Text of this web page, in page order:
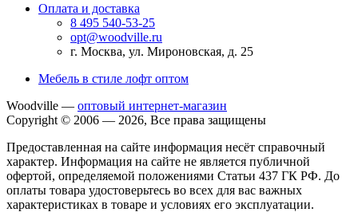
Оплата и доставка
8 495 540-53-25
opt@woodville.ru
г. Москва, ул. Мироновская, д. 25
Мебель в стиле лофт оптом
Woodville — оптовый интернет-магазин
Copyright © 2006 — 2026, Все права защищены
Предоставленная на сайте информация несёт справочный
характер. Информация на сайте не является публичной
офертой, определяемой положениями Статьи 437 ГК РФ. До
оплаты товара удостоверьтесь во всех для вас важных
характеристиках в товаре и условиях его эксплуатации.